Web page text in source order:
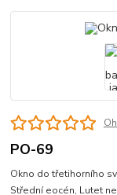
PO-69
Okno do třetihorního
Střední eocén, Lutet